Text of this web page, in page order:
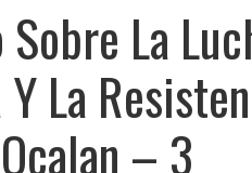
La
La
– 3